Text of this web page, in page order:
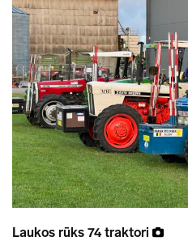
Laukos rūks 74 traktori